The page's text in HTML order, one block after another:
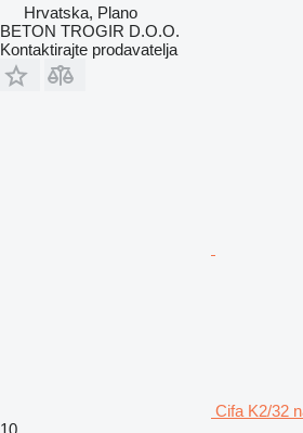
Hrvatska, Plano
BETON TROGIR D.O.O.
Kontaktirajte prodavatelja
Cifa K2/32
10